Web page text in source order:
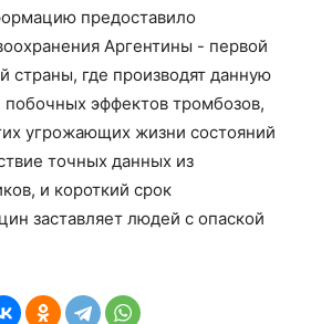
предоставило
Аргентины - первой
страны, где производят данную
побочных эффектов тромбозов,
угрожающих жизни состояний
точных данных из
и короткий срок
заставляет людей с опаской